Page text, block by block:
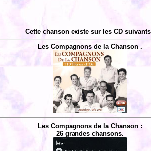
Cette chanson existe sur les CD
Les Compagnons de la Chanson .
Les Compagnons de la Chanson :
26 grandes chansons.